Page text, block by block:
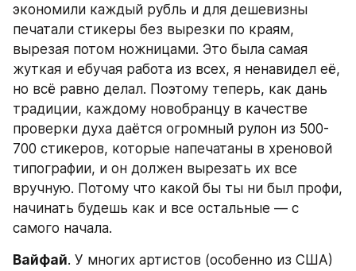
экономили каждый рубль и для дешевизны
печатали стикеры без вырезки по краям,
вырезая потом ножницами. Это была самая
жуткая и ебучая работа из всех, я ненавидел её,
но всё равно делал. Поэтому теперь, как дань
традиции, каждому новобранцу в качестве
проверки духа даётся огромный рулон из 500-
700 стикеров, которые напечатаны в хреновой
типографии, и он должен вырезать их все
вручную. Потому что какой бы ты ни был профи,
начинать будешь как и все остальные — с
самого начала.
Вайфай. У многих артистов (особенно из США)